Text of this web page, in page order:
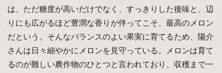
は、ただ糖度が高いだけでなく、すっきりした後味と、辺
りにも広がるほど豊潤な香りが伴ってこそ、最高のメロン
だという。そんなバランスのよい果実に育てるため、陽介
さんは日々細やかにメロンを見守っている。メロンは育て
るのが難しい農作物のひとつと言われており、収穫まで一